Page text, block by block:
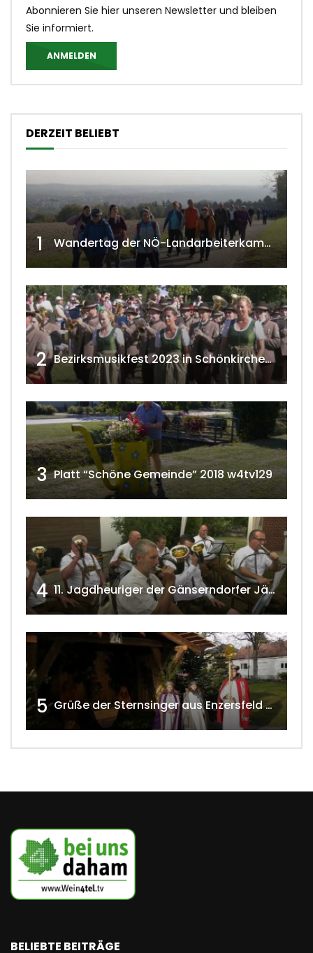
Abonnieren Sie hier unseren Newsletter und bleiben
Sie informiert.
ANMELDEN
DERZEIT BELIEBT
1 Wandertag der NÖ-Landarbeiterkammer in Hollabrunn 2024
2 Bezirksmusikfest 2023 in Schönkirchen-Reyersdorf
3 Platt “Schöne Gemeinde” 2018 w4tv129
4 11. Jagdheuriger der Gänserndorfer Jäger 2020 w4tv166
5 Grüße der Sternsinger aus Enzersfeld – Klein-Engersdorf 2021 w4tv169
BELIEBTE BEITRÄGE